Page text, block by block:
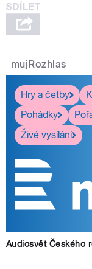
mujRozhlas
Hry a četby
Pohádky
Živé vysílání
Audiosvět Českého